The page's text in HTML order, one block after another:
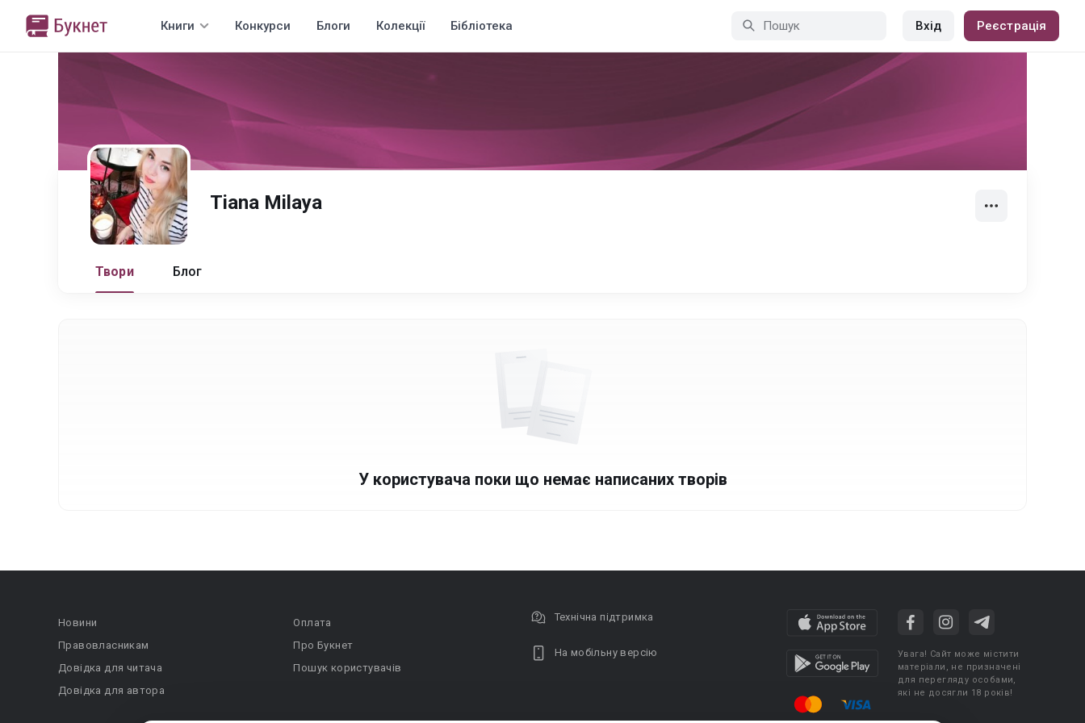
Книги Конкурси Блоги Колекції Бібліотека Вхід Реєстрація
Tiana Milaya
Твори Блог
У користувача поки що немає написаних творів
Новини
Правовласникам
Довідка для читача
Довідка для автора
Оплата
Про Букнет
Пошук користувачів
Технічна підтримка
На мобільну версію
Увага! Сайт може містити
матеріали, не призначені
для перегляду особами,
які не досягли 18 років!